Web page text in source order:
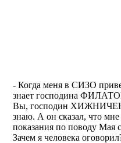
- Когда меня в СИЗО
знает господина
Вы, господин
знаю. А он сказал, что
показания по поводу Мая
Зачем я человека